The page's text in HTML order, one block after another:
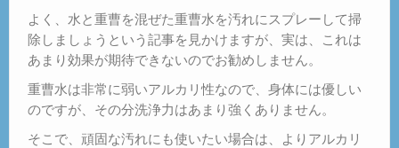
よく、水と重曹を混ぜた重曹水を汚れにスプレーして掃
除しましょうという記事を見かけますが、実は、これは
あまり効果が期待できないのでお勧めしません。
重曹水は非常に弱いアルカリ性なので、身体には優しい
のですが、その分洗浄力はあまり強くありません。
そこで、頑固な汚れにも使いたい場合は、よりアルカリ